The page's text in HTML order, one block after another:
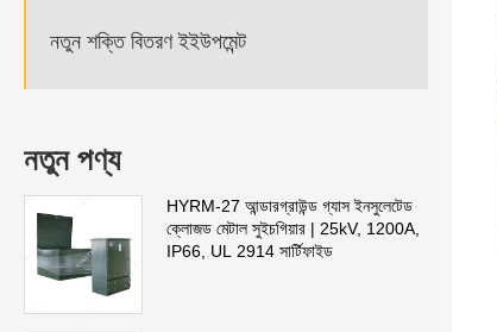
নতুন শক্তি বিতরণ ইইউপমেন্ট
নতুন পণ্য
HYRM-27 আন্ডারগ্রাউন্ড গ্যাস ইনসুলেটেড
ক্লোজড মেটাল সুইচগিয়ার | 25kV, 1200A,
IP66, UL 2914 সার্টিফাইড